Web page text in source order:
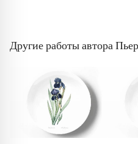
Другие работы автора